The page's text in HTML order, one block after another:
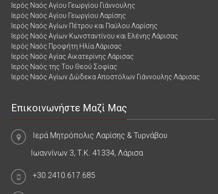
Ιερός Ναός Αγίου Γεωργίου Γιάννουλης
Ιερός Ναός Αγίου Γεωργίου Λαρίσης
Ιερός Ναός Αγίων Πέτρου και Παύλου Λαρίσης
Ιερός Ναός Αγίων Κωνσταντίνου και Ελένης Λάρισας
Ιερός Ναός Προφήτη Ηλία Λάρισας
Ιερός Ναός Αγίας Αικατερίνης Λάρισας
Ιερός Ναός της Του Θεού Σοφίας
Ιερός Ναός Αγίων Δώδεκα Αποστόλων Γιάννουλης Λάρισας
Επικοινωνήστε Μαζί Μας
Ιερά Μητρόπολις Λαρίσης & Τυρνάβου
Ιωαννίνων 3, Τ.Κ. 41334, Λάρισα
+30.2410.617.685